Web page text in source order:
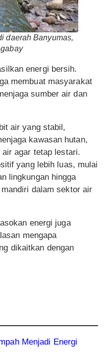
daerah Banyumas,
energi bersih.
membuat masyarakat
sumber air dan
air yang stabil,
kawasan hutan,
agar tetap lestari.
yang lebih luas, mulai
lingkungan hingga
dalam sektor air
energi juga
mengapa
dikaitkan dengan
Menjadi Energi